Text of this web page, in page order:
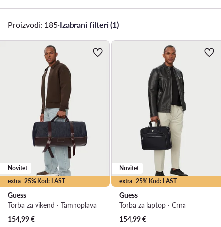
Proizvodi: 185·Izabrani filteri (1)
extra -25% Kod: LAST
Novitet
Guess
Torba za vikend · Tamnoplava
154,99€
extra -25% Kod: LAST
Novitet
Guess
Torba za laptop · Crna
154,99€